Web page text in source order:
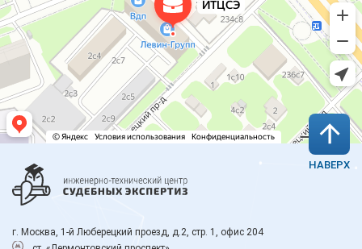
НАВЕРХ
г. Москва, 1-й Люберецкий проезд, д.2, стр. 1, офис 204